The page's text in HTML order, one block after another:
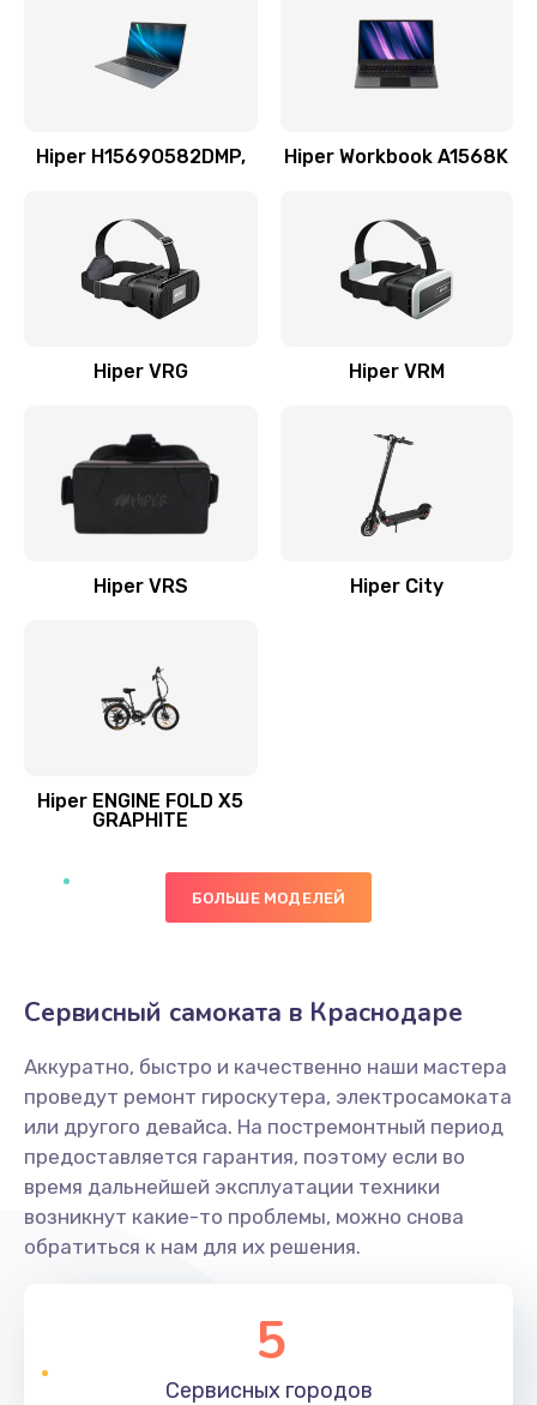
Hiper H1569O582DMP, Hiper Workbook A1568K
Hiper VRG Hiper VRM
Hiper VRS Hiper City
Hiper ENGINE FOLD X5
GRAPHITE
БОЛЬШЕ МОДЕЛЕЙ
Сервисный самоката в Краснодаре
Аккуратно, быстро и качественно наши мастера
проведут ремонт гироскутера, электросамоката
или другого девайса. На постремонтный период
предоставляется гарантия, поэтому если во
время дальнейшей эксплуатации техники
возникнут какие-то проблемы, можно снова
обратиться к нам для их решения.
5
Сервисных городов